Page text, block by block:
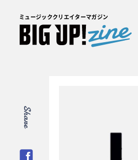
ミュージッククリエイターマガジン
Share